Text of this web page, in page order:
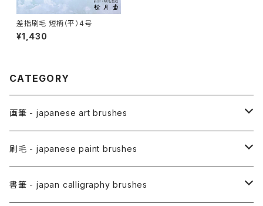
差指刷毛 短柄（平）4号
¥1,430
CATEGORY
画筆 - japanese art brushes
アニメ用筆 / ANIME(draw anime)
アニメ用線描筆
絵手紙用筆 / ETEGAMI (pic letter)
刷毛 - japanese paint brushes
絵刷毛 / EBAKE (paint brushs)
書筆 - japan calligraphy brushes